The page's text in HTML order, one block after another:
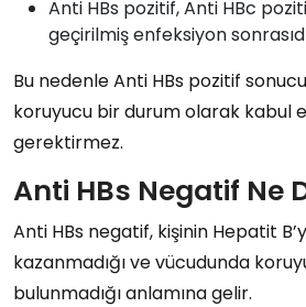
Anti HBs pozitif, Anti HBc
geçirilmiş enfeksiyon
Bu nedenle Anti HBs pozitif
koruyucu bir durumolarak kabul
gerektirmez.
Anti HBs Negatif Ne
Anti HBs negatif, kişinin Hepatit
kazanmadığıve vücudunda
bulunmadığıanlamına gelir.